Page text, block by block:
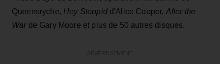
Queensryche, Hey Stoopidd'Alice Cooper, After the
Warde Gary Moore et plus de 50 autres disques.